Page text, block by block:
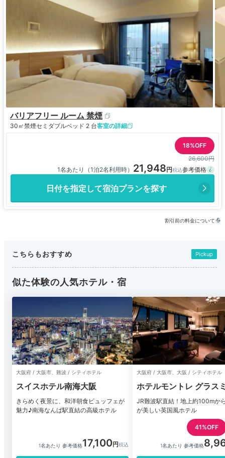
バリアフリー ルーム 禁煙
30㎡禁煙セミダブルベッド 2 台客室の詳細
18%OFF
26,600円
1名あたり（1泊2名利用時） 21,948
日付を指定して宿泊プランを探す
割引前の料金について
こちらもおすすめ Pickup
似た体験の人気ホテル・宿
大阪府 / 大阪市、難波 / シティホテル
スイスホテル南海大阪
きらめく夜景に、和洋朝食ビュッフェが
魅力♪南海なんば駅直結の高級ホテル
1名あたり 参考価格17,100
大阪府 / 大阪市、大阪 / シティホテル
ホテルモントレ グラス
阪
JR難波駅直結！地上約100mか
が美しい英国風ホテル
41%OFF
1名あたり 参考価格